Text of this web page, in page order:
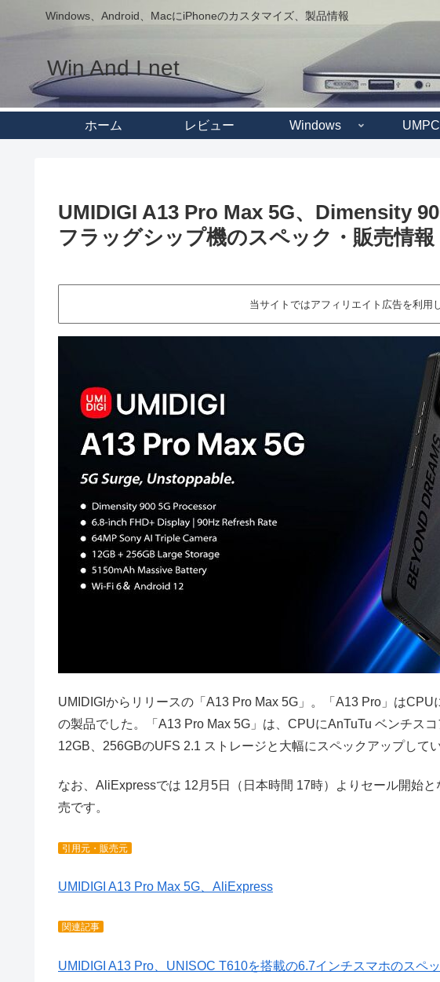
Windows、Android、MacにiPhoneのカスタマイズ、製品情報
Win And I net
ホーム レビュー Windows UMPC
UMIDIGI A13 Pro Max 5G、Dimensity
フラッグシップ機のスペック・販売情報
当サイトではアフィリエイト広告を利用
UMIDIGIからリリースの「A13 Pro Max 5G」。「A13 Pro」は
の製品でした。「A13 Pro Max 5G」は、CPUにAnTuTu ベンチス
12GB、256GBのUFS 2.1 ストレージと大幅にスペックアップしてい
なお、AliExpressでは 12月5日（日本時間 17時）よりセール開始
売です。
引用元・販売元
UMIDIGI A13 Pro Max 5G、AliExpress
関連記事
UMIDIGI A13 Pro、UNISOC T610を搭載の6.7インチスマホのスペ